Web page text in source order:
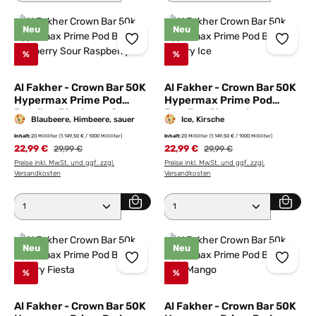
Neu
%
Al Fakher - Crown Bar 50K
Hypermax Prime Pod
Bundle - Blueberry Sour
Raspberry
Blaubeere, Himbeere, sauer
Inhalt:20 Milliliter (1.149,50 € / 1000 Milliliter)
22,99 € Regulärer Preis:
29,99 €
Preise inkl. MwSt. und ggf. zzgl.
Versandkosten
Produkt Anzahl: Gib den gewünschten Wert ein
Neu
%
Al Fakher - Crown Bar 50K
Hypermax Prime Pod
Bundle - Cherry Ice
Ice, Kirsche
Inhalt:20 Milliliter (1.149,50 € / 1000 Milliliter)
22,99 € Regulärer Preis:
29,99 €
Preise inkl. MwSt. und ggf. zzgl.
Versandkosten
Produkt Anzahl: Gib den
Neu
%
Al Fakher - Crown Bar 50K
Neu
%
Al Fakher - Crown Bar 50K